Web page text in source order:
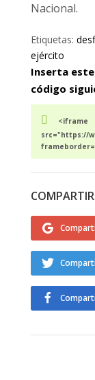
Nacional.
Etiquetas:
ejército
Inserta
código
<iframe
src="https://
COMPARTIR